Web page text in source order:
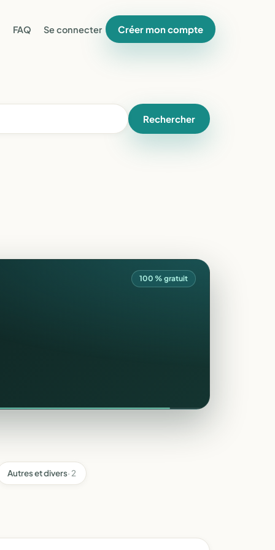
FAQ Se connecter Créer mon compte
Rechercher
100 % gratuit
Autres et divers· 2